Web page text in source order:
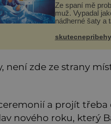
Ze spaní mě
muž. Vypadal
nádherné šaty a
kuchyni totiž
malá holčička,
není zde ze strany
a projít třeba
nového roku, který